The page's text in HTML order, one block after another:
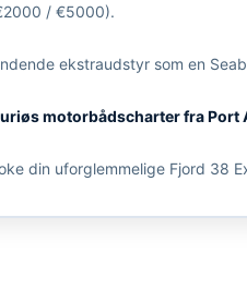
/ €5000).
ekstraudstyr som en
motorbådscharter fra Port
din uforglemmelige Fjord 38